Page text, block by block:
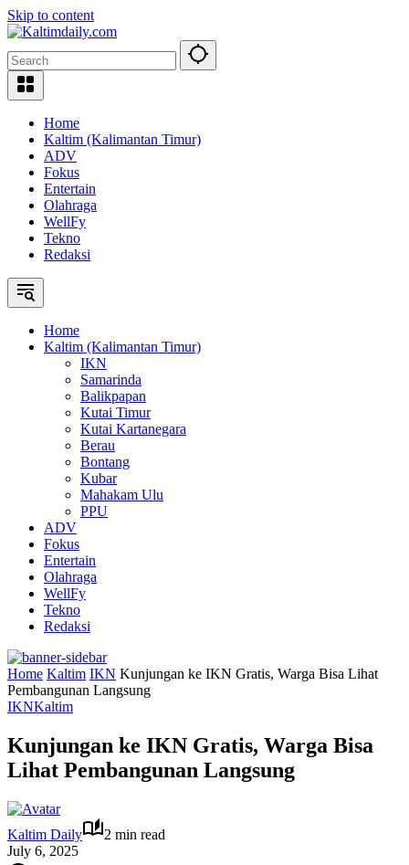
Skip to content
Home
Kaltim (Kalimantan Timur)
ADV
Fokus
Entertain
Olahraga
WellFy
Tekno
Redaksi
Home
Kaltim (Kalimantan Timur)
IKN
Samarinda
Balikpapan
Kutai Timur
Kutai Kartanegara
Berau
Bontang
Kubar
Mahakam Ulu
PPU
ADV
Fokus
Entertain
Olahraga
WellFy
Tekno
Redaksi
Home Kaltim IKN Kunjungan ke IKN Gratis, Warga Bisa Lihat
Pembangunan Langsung
IKNKaltim
Kunjungan ke IKN Gratis, Warga Bisa
Lihat Pembangunan Langsung
Kaltim Daily
2 min read
July 6, 2025